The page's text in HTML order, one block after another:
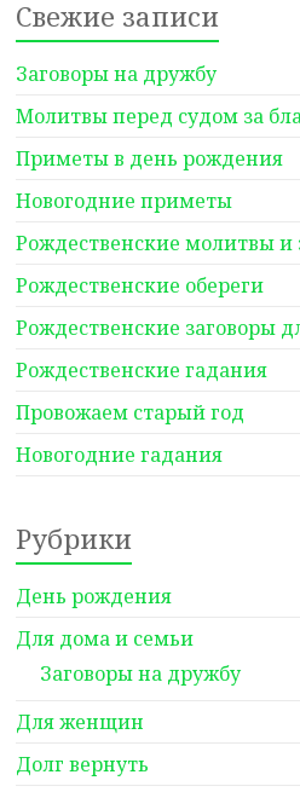
Свежие записи
Заговоры на дружбу
Молитвы перед судом за
Приметы в день рождения
Новогодние приметы
Рождественские молитвы и
Рождественские обереги
Рождественские заговоры
Рождественские гадания
Провожаем старый год
Новогодние гадания
Рубрики
День рождения
Для дома и семьи
Заговоры на дружбу
Для женщин
Долг вернуть